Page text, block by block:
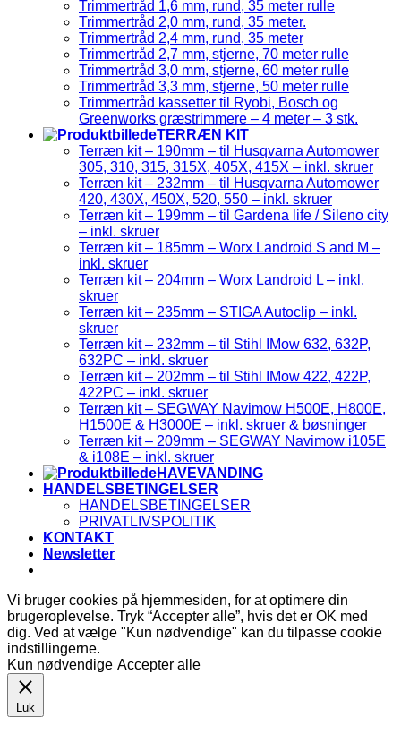
Trimmertråd 1,6 mm, rund, 35 meter rulle
Trimmertråd 2,0 mm, rund, 35 meter.
Trimmertråd 2,4 mm, rund, 35 meter
Trimmertråd 2,7 mm, stjerne, 70 meter rulle
Trimmertråd 3,0 mm, stjerne, 60 meter rulle
Trimmertråd 3,3 mm, stjerne, 50 meter rulle
Trimmertråd kassetter til Ryobi, Bosch og
Greenworks græstrimmere – 4 meter – 3 stk.
TERRÆN KIT
Terræn kit – 190mm – til Husqvarna Automower
305, 310, 315, 315X, 405X, 415X – inkl. skruer
Terræn kit – 232mm – til Husqvarna Automower
420, 430X, 450X, 520, 550 – inkl. skruer
Terræn kit – 199mm – til Gardena life / Sileno city
– inkl. skruer
Terræn kit – 185mm – Worx Landroid S and M –
inkl. skruer
Terræn kit – 204mm – Worx Landroid L – inkl.
skruer
Terræn kit – 235mm – STIGA Autoclip – inkl.
skruer
Terræn kit – 232mm – til Stihl IMow 632, 632P,
632PC – inkl. skruer
Terræn kit – 202mm – til Stihl IMow 422, 422P,
422PC – inkl. skruer
Terræn kit – SEGWAY Navimow H500E, H800E,
H1500E & H3000E – inkl. skruer & bøsninger
Terræn kit – 209mm – SEGWAY Navimow i105E
& i108E – inkl. skruer
HAVEVANDING
HANDELSBETINGELSER
HANDELSBETINGELSER
PRIVATLIVSPOLITIK
KONTAKT
Newsletter
Vi bruger cookies på hjemmesiden, for at optimere din
brugeroplevelse. Tryk “Accepter alle”, hvis det er OK med
dig. Ved at vælge "Kun nødvendige" kan du tilpasse cookie
indstillingerne.
Kun nødvendige Accepter alle
Luk